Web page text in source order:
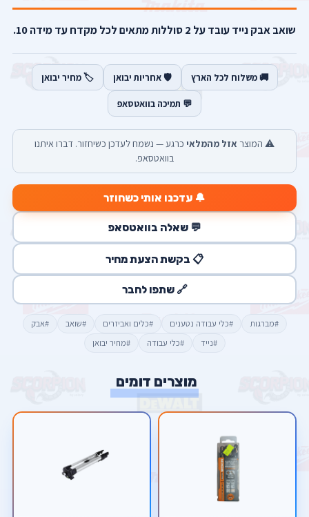
שואב אבק נייד עובד על 2 סוללות מתאים לכל מקדח עד מידה 10.
🚚 משלוח לכל הארץ 🛡️ אחריות יבואן 🏷️ מחיר יבואן
💬 תמיכה בוואטסאפ
⚠️ המוצר אזל מהמלאי כרגע — נשמח לעדכן כשיחזור. דברו איתנו
בוואטסאפ.
🔔 עדכנו אותי כשחוזר
💬 שאלה בוואטסאפ
📋 בקשת הצעת מחיר
🔗 שתפו לחבר
#מברגות #כלי עבודה נטענים #כלים ואביזרים #שואב
#אבק
#נייד
#כלי עבודה #מחיר יבואן
מוצרים דומים